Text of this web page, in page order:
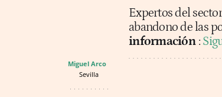
Expertos del
abandono de las
información :
Miguel Arco
Sevilla